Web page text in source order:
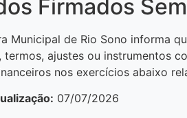
Firmados
Municipal de Rio Sono informa
termos, ajustes ou instrumentos
nos exercícios abaixo
07/07/2026